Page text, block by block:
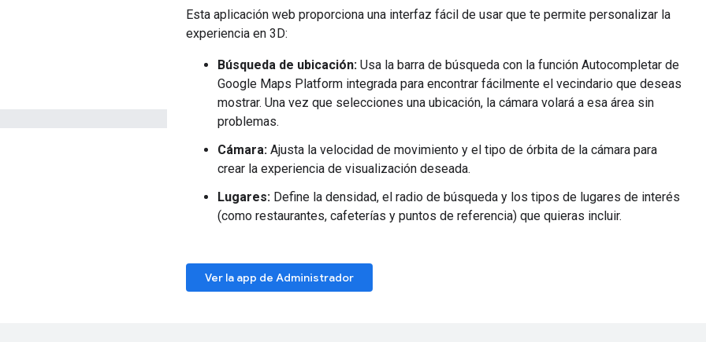
Esta aplicación web proporciona una interfaz fácil de usar que te permite personalizar la
experiencia en 3D:
Búsqueda de ubicación: Usa la barra de búsqueda con la función Autocompletar de
Google Maps Platform integrada para encontrar fácilmente el vecindario que deseas
mostrar. Una vez que selecciones una ubicación, la cámara volará a esa área sin
problemas.
Cámara: Ajusta la velocidad de movimiento y el tipo de órbita de la cámara para
crear la experiencia de visualización deseada.
Lugares: Define la densidad, el radio de búsqueda y los tipos de lugares de interés
(como restaurantes, cafeterías y puntos de referencia) que quieras incluir.
Ver la app de Administrador